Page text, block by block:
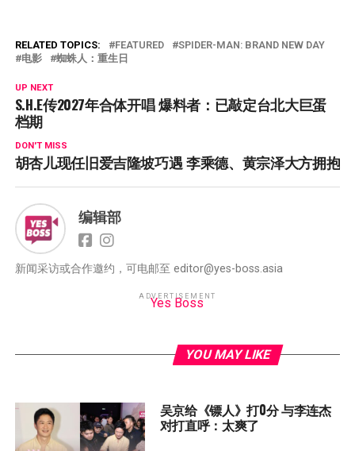
RELATED TOPICS: FEATURED
SPIDER-MAN: BRAND NEW DAY
电影
蜘蛛人：重生日
UP NEXT
S.H.E传2027年合体开唱 爆料者：已敲定台北大巨蛋
档期
DON'T MISS
胡杏儿现任旧爱吉隆坡巧遇 李乘德、黄宗泽大方拥抱
编辑部
新闻采访或合作邀约，可电邮至 editor@yes-boss.asia
ADVERTISEMENT
Yes Boss
YOU MAY LIKE
吴京给《镖人》打0分 与李连杰
对打直呼：太爽了